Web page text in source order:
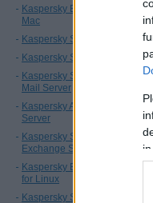
Kaspersky Endpoint Security
Mac
Kaspersky Security for Mobile
Kaspersky Security Center
Kaspersky Security for Linux
Mail Server
Kaspersky Anti-Virus for Proxy
Server
Kaspersky Security for
Exchange Servers
Kaspersky Endpoint Security 11
for Linux
Kaspersky Security 11 for